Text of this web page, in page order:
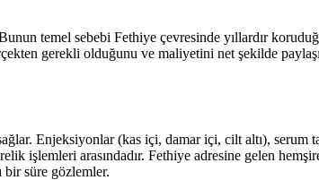
temel sebebi Fethiye çevresinde yıllardır
gerekli olduğunu ve maliyetini net şekilde
Enjeksiyonlar (kas içi, damar içi, cilt altı),
işlemleri arasındadır. Fethiye adresine gelen
bir süre gözlemler.